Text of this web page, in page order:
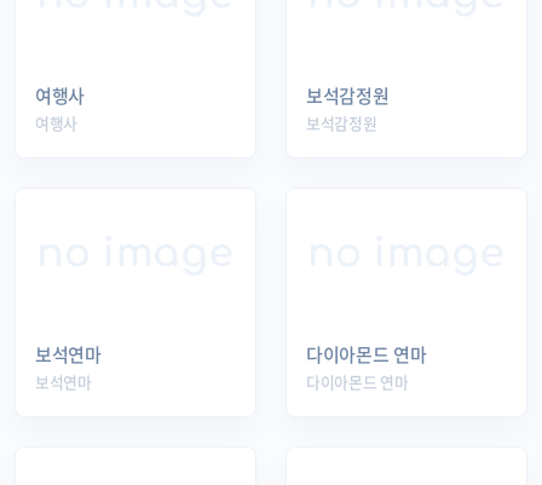
여행사
여행사
보석감정원
보석감정원
보석연마
보석연마
다이아몬드 연마
다이아몬드 연마